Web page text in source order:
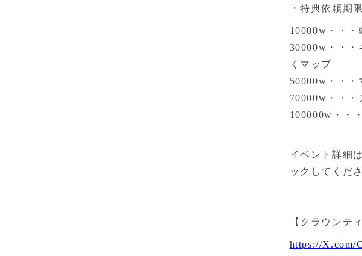
・特典依頼期
10000w・・・
30000w・・・
くマップ
50000w・・・
70000w・・・
100000w・・
イベント詳細
ックしてくだ
【クラウンテ
https://X.com/